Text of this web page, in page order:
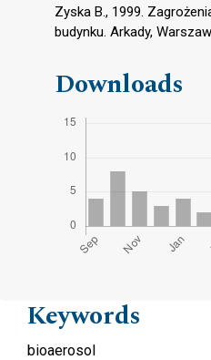
Zyska B., 1999.
budynku. Arkady,
Downloads
Keywords
bioaerosol